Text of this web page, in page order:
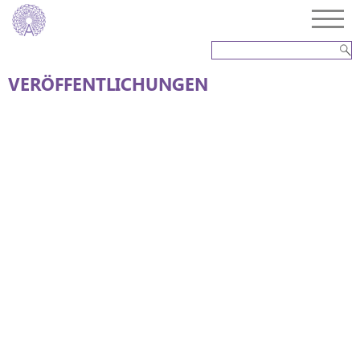
VERÖFFENTLICHUNGEN